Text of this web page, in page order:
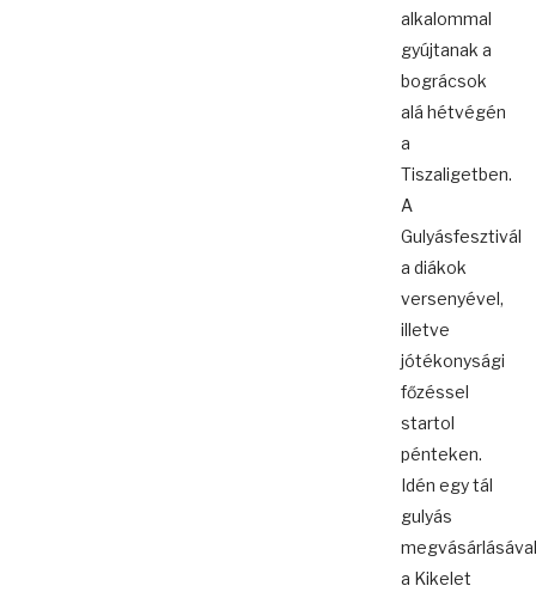
alkalommal
gyújtanak a
bográcsok
alá hétvégén
a
Tiszaligetben.
A
Gulyásfesztivál
a diákok
versenyével,
illetve
jótékonysági
főzéssel
startol
pénteken.
Idén egy tál
gulyás
megvásárlásával
a Kikelet